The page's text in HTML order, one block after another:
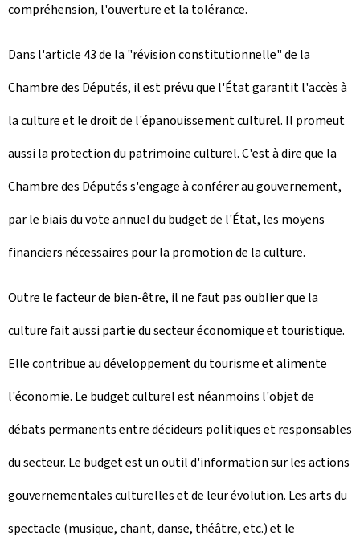
compréhension, l'ouverture et la tolérance.
Dans l'article 43 de la "révision constitutionnelle" de la
Chambre des Députés, il est prévu que l'État garantit l'accès à
la culture et le droit de l'épanouissement culturel. Il promeut
aussi la protection du patrimoine culturel. C'est à dire que la
Chambre des Députés s'engage à conférer au gouvernement,
par le biais du vote annuel du budget de l'État, les moyens
financiers nécessaires pour la promotion de la culture.
Outre le facteur de bien-être, il ne faut pas oublier que la
culture fait aussi partie du secteur économique et touristique.
Elle contribue au développement du tourisme et alimente
l'économie. Le budget culturel est néanmoins l'objet de
débats permanents entre décideurs politiques et responsables
du secteur. Le budget est un outil d'information sur les actions
gouvernementales culturelles et de leur évolution. Les arts du
spectacle (musique, chant, danse, théâtre, etc.) et le